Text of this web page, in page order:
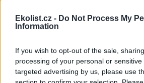
Ekolist.cz - Do Not Process My
Information
If you wish to opt-out of the sale,
processing of your personal or
targeted advertising by us, please use
Hospodářským zvířatům pomáhají
4.8.2026 12:52 ( ČTK)
Čech